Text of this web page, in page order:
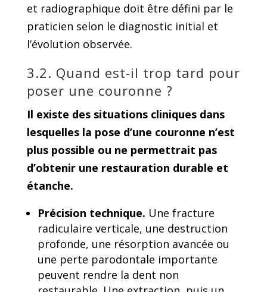
et radiographique doit être défini par le
praticien selon le diagnostic initial et
l’évolution observée.
3.2. Quand est-il trop tard pour
poser une couronne ?
Il existe des situations cliniques dans
lesquelles la pose d’une couronne n’est
plus possible ou ne permettrait pas
d’obtenir une restauration durable et
étanche.
Précision technique. Une fracture
radiculaire verticale, une destruction
profonde, une résorption avancée ou
une perte parodontale importante
peuvent rendre la dent non